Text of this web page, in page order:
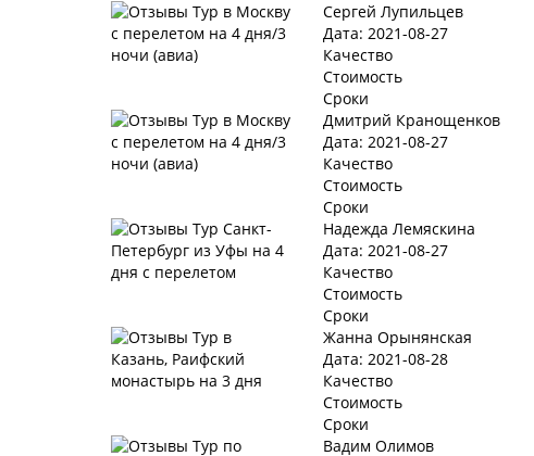
Сергей Лупильцев
Дата: 2021-08-27
Качество
Стоимость
Сроки
Дмитрий Кранощенков
Дата: 2021-08-27
Качество
Стоимость
Сроки
Надежда Лемяскина
Дата: 2021-08-27
Качество
Стоимость
Сроки
Жанна Орынянская
Дата: 2021-08-28
Качество
Стоимость
Сроки
Вадим Олимов